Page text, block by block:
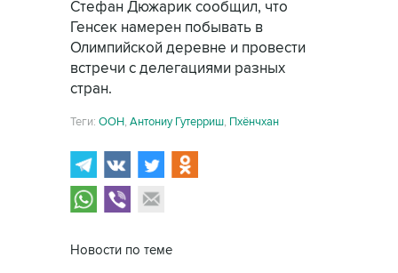
Стефан Дюжарик сообщил, что
Генсек намерен побывать в
Олимпийской деревне и провести
встречи с делегациями разных
стран.
Теги: ООН, Антониу Гутерриш, Пхёнчхан
Новости по теме